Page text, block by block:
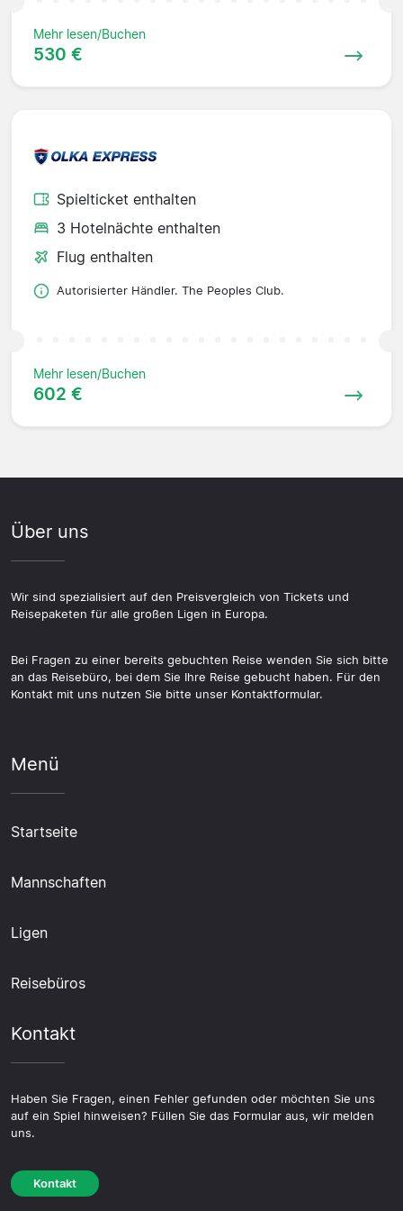
Mehr lesen/Buchen
530 €
Spielticket enthalten
3 Hotelnächte enthalten
Flug enthalten
Autorisierter Händler. The Peoples Club.
Mehr lesen/Buchen
602 €
Über uns
Wir sind spezialisiert auf den Preisvergleich von Tickets und
Reisepaketen für alle großen Ligen in Europa.
Bei Fragen zu einer bereits gebuchten Reise wenden Sie sich bitte
an das Reisebüro, bei dem Sie Ihre Reise gebucht haben. Für den
Kontakt mit uns nutzen Sie bitte unser Kontaktformular.
Menü
Startseite
Mannschaften
Ligen
Reisebüros
Kontakt
Haben Sie Fragen, einen Fehler gefunden oder möchten Sie uns
auf ein Spiel hinweisen? Füllen Sie das Formular aus, wir melden
uns.
Kontakt